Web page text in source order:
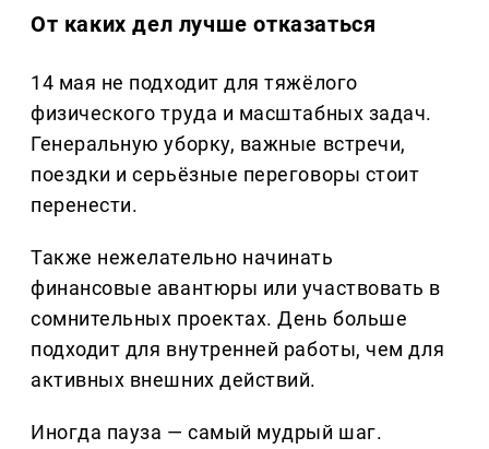
От каких дел лучше отказаться
14 мая не подходит для тяжёлого
физического труда и масштабных задач.
Генеральную уборку, важные встречи,
поездки и серьёзные переговоры стоит
перенести.
Также нежелательно начинать
финансовые авантюры или участвовать в
сомнительных проектах. День больше
подходит для внутренней работы, чем для
активных внешних действий.
Иногда пауза — самый мудрый шаг.